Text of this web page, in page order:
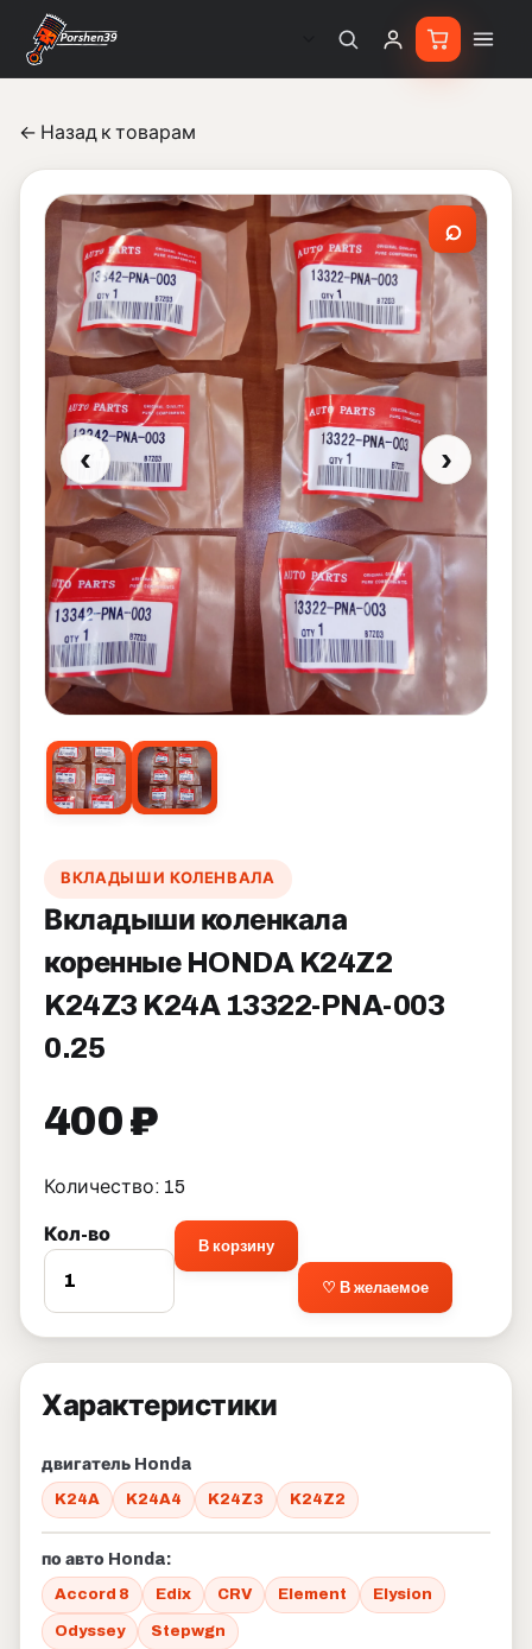
← Назад к товарам
‹
⌕
›
ВКЛАДЫШИ КОЛЕНВАЛА
Вкладыши коленкала
коренные HONDA K24Z2
K24Z3 K24A 13322-PNA-003
0.25
400 ₽
Количество: 15
Кол-во
В корзину
♡ В желаемое
Характеристики
двигатель Honda
K24A K24A4 K24Z3 K24Z2
по авто Honda:
Accord 8 Edix CRV Element Elysion
Odyssey Stepwgn